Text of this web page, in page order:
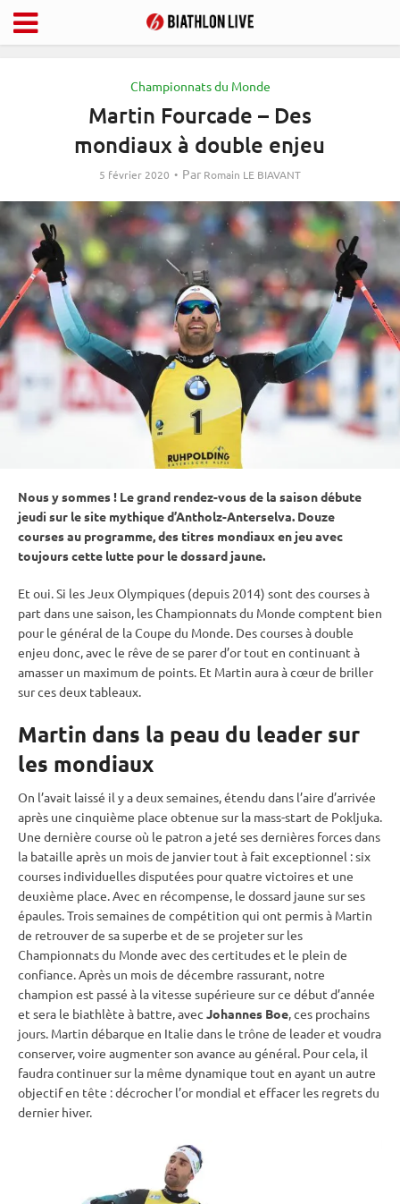
Championnats du Monde
Martin Fourcade – Des
mondiaux à double enjeu
5 février 2020 Par Romain LE BIAVANT
Nous y sommes ! Le grand rendez-vous de la saison débute
jeudi sur le site mythique d’Antholz-Anterselva. Douze
courses au programme, des titres mondiaux en jeu avec
toujours cette lutte pour le dossard jaune.
Et oui. Si lesJeux Olympiques (depuis 2014) sont des courses à
part dans une saison, lesChampionnats du Monde comptent bien
pour le général de laCoupe du Monde. Des courses à double
enjeu donc, avec le rêve de se parer d’or tout en continuant à
amasser un maximum de points. Et Martin aura à cœur de briller
sur ces deux tableaux.
Martin dans la peau du leader sur
les mondiaux
On l’avait laissé il y a deux semaines, étendu dans l’aire d’arrivée
après une cinquième place obtenue sur la mass-start de Pokljuka.
Une dernière course où le patron a jeté ses dernières forces dans
la bataille après un mois de janvier tout à fait exceptionnel : six
courses individuelles disputées pour quatre victoires et une
deuxième place. Avec en récompense, le dossard jaune sur ses
épaules. Trois semaines de compétition qui ont permis à Martin
de retrouver de sa superbe et de se projeter sur les
Championnats du Monde avec des certitudes et le plein de
confiance. Après un mois de décembre rassurant, notre
champion est passé à la vitesse supérieure sur ce début d’année
et sera le biathlète à battre, avec Johannes Boe, ces prochains
jours. Martin débarque en Italie dans le trône de leader et voudra
conserver, voire augmenter son avance au général. Pour cela, il
faudra continuer sur la même dynamique tout en ayant un autre
objectif en tête : décrocher l’or mondial et effacer les regrets du
dernier hiver.